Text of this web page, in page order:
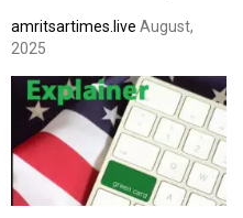
amritsartimes.live August,
2025